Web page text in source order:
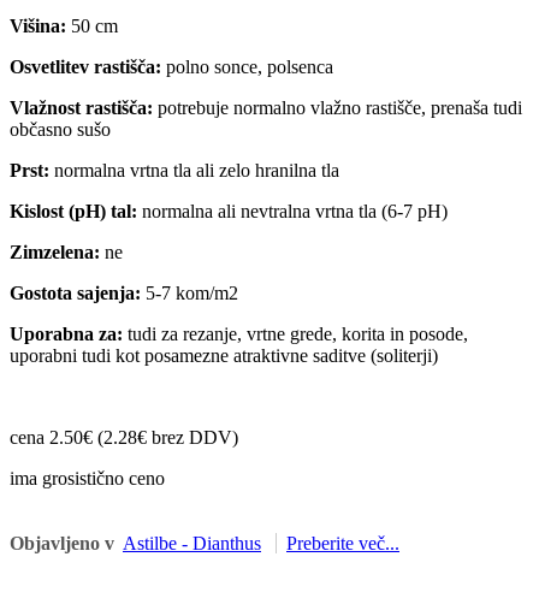
Višina: 50 cm
Osvetlitev rastišča: polno sonce, polsenca
Vlažnost rastišča: potrebuje normalno vlažno rastišče, prenaša tudi
občasno sušo
Prst: normalna vrtna tla ali zelo hranilna tla
Kislost (pH) tal: normalna ali nevtralna vrtna tla (6-7 pH)
Zimzelena: ne
Gostota sajenja: 5-7 kom/m2
Uporabna za: tudi za rezanje, vrtne grede, korita in posode,
uporabni tudi kot posamezne atraktivne saditve (soliterji)
cena 2.50€ (2.28€ brez DDV)
ima grosistično ceno
Objavljeno v Astilbe - Dianthus Preberite več...